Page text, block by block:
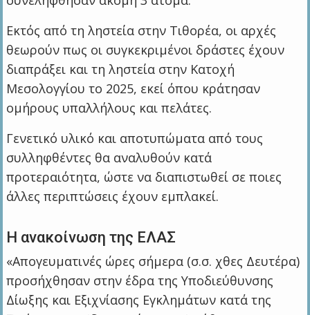
Εκτός από τη ληστεία στην Τιθορέα, οι αρχές
θεωρούν πως οι συγκεκριμένοι δράστες έχουν
διαπράξει και τη ληστεία στην Κατοχή
Μεσολογγίου το 2025, εκεί όπου κράτησαν
ομήρους υπαλλήλους και πελάτες.
Γενετικό υλικό και αποτυπώματα από τους
συλληφθέντες θα αναλυθούν κατά
προτεραιότητα, ώστε να διαπιστωθεί σε ποιες
άλλες περιπτώσεις έχουν εμπλακεί.
Η ανακοίνωση της ΕΛΑΣ
«Απογευματινές ώρες σήμερα (σ.σ. χθες Δευτέρα)
προσήχθησαν στην έδρα της Υποδιεύθυνσης
Δίωξης και Εξιχνίασης Εγκλημάτων κατά της